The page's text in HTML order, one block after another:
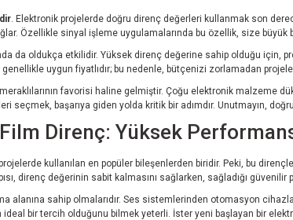
. Elektronik projelerde doğru direnç değerleri kullanmak son
Özellikle sinyal işleme uygulamalarında bu özellik, size büyük
da oldukça etkilidir. Yüksek direnç değerine sahip olduğu için,
genellikle uygun fiyatlıdır; bu nedenle, bütçenizi zorlamadan
favorisi haline gelmiştir. Çoğu elektronik malzeme
seçmek, başarıya giden yolda kritik bir adımdır. Unutmayın,
Direnç: Yüksek
kullanılan en popüler bileşenlerden biridir. Peki, bu
direnç değerinin sabit kalmasını sağlarken, sağladığı
alanına sahip olmalarıdır. Ses sistemlerinden otomasyon
bir tercih olduğunu bilmek yeterli. İster yeni başlayan bir